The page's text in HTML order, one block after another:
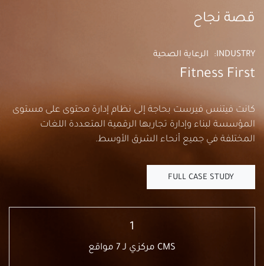
قصة نجاح
INDUSTRY الرعاية الصحية
Fitness First
كانت فيتنس فيرست بحاجة إلى نظام إدارة محتوى على مستوى
المؤسسة لبناء وإدارة تجاربها الرقمية المتعددة اللغات
المختلفة في جميع أنحاء الشرق الأوسط.
FULL CASE STUDY
1
CMS مركزي لـ 7 مواقع